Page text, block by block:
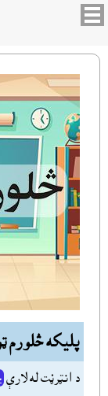
پليکه څلورم
د انټرڼت له لارې